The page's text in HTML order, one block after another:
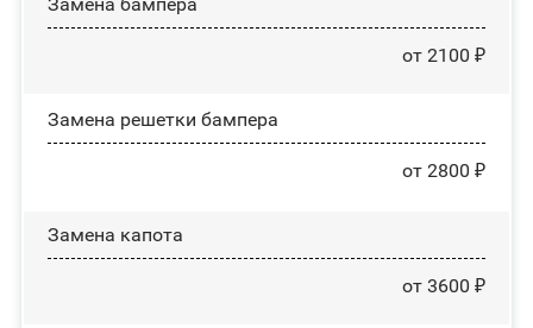
от 2100 ₽
Замена решетки бампера
от 2800 ₽
Замена капота
от 3600 ₽